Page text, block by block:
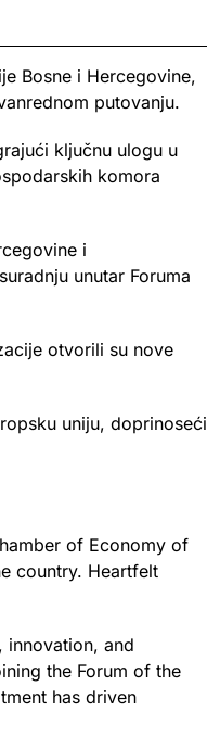
Bosne i Hercegovine,
putovanju.
ključnu ulogu u
komora
i
unutar Foruma
otvorili su nove
uniju, doprinoseći
of Economy of
country. Heartfelt
innovation, and
the Forum of the
has driven